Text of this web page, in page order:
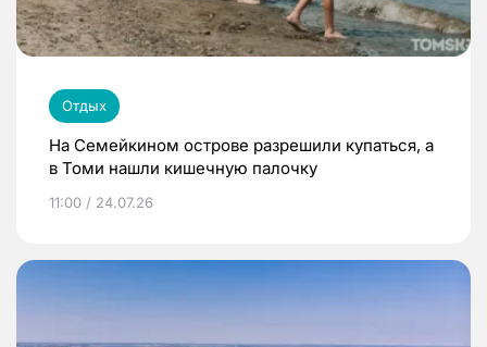
Отдых
На Семейкином острове разрешили купаться, а
в Томи нашли кишечную палочку
11:00 / 24.07.26